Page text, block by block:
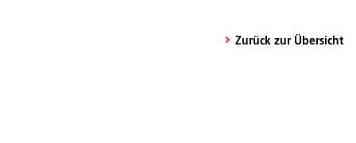
Zurück zur Übersicht